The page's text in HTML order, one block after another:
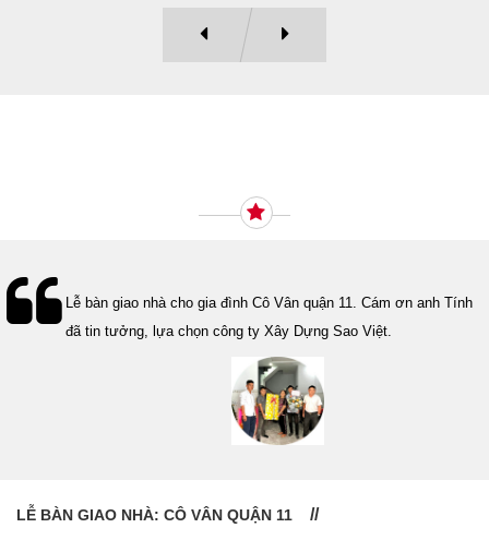
Lễ bàn giao nhà cho gia đình Cô Vân quận 11. Cám ơn anh Tính
đã tin tưởng, lựa chọn công ty Xây Dựng Sao Việt.
LỄ BÀN GIAO NHÀ: CÔ VÂN QUẬN 11